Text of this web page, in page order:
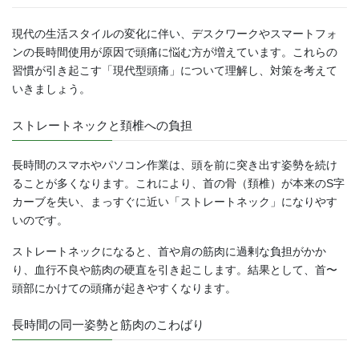
現代の生活スタイルの変化に伴い、デスクワークやスマートフォ
ンの長時間使用が原因で頭痛に悩む方が増えています。これらの
習慣が引き起こす「現代型頭痛」について理解し、対策を考えて
いきましょう。
ストレートネックと頚椎への負担
長時間のスマホやパソコン作業は、頭を前に突き出す姿勢を続け
ることが多くなります。これにより、首の骨（頚椎）が本来のS字
カーブを失い、まっすぐに近い「ストレートネック」になりやす
いのです。
ストレートネックになると、首や肩の筋肉に過剰な負担がかか
り、血行不良や筋肉の硬直を引き起こします。結果として、首〜
頭部にかけての頭痛が起きやすくなります。
長時間の同一姿勢と筋肉のこわばり